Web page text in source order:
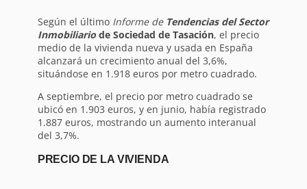
Según el último Informe de Tendencias del Sector
Inmobiliariode Sociedad de Tasación, el precio
medio de la vivienda nueva y usada en España
alcanzará un crecimiento anual del 3,6%,
situándose en 1.918 euros por metro cuadrado.
A septiembre, el precio por metro cuadrado se
ubicó en 1.903 euros, y en junio, había registrado
1.887 euros, mostrando un aumento interanual
del 3,7%.
PRECIO DE LA VIVIENDA